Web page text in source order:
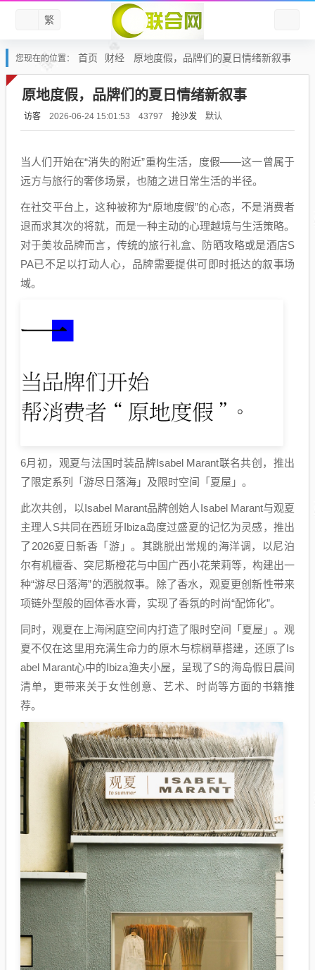
繁
您现在的位置： 首页 财经 原地度假，品牌们的夏日情绪新叙事
原地度假，品牌们的夏日情绪新叙事
访客 2026-06-24 15:01:53 43797 抢沙发 默认
当人们开始在“消失的附近”重构生活，度假——这一曾属于
远方与旅行的奢侈场景，也随之进日常生活的半径。
在社交平台上，这种被称为“原地度假”的心态，不是消费者
退而求其次的将就，而是一种主动的心理越境与生活策略。
对于美妆品牌而言，传统的旅行礼盒、防晒攻略或是酒店S
PA已不足以打动人心，品牌需要提供可即时抵达的叙事场
域。
6月初，观夏与法国时装品牌Isabel Marant联名共创，推出
了限定系列「游尽日落海」及限时空间「夏屋」。
此次共创，以Isabel Marant品牌创始人Isabel Marant与观夏
主理人S共同在西班牙Ibiza岛度过盛夏的记忆为灵感，推出
了2026夏日新香「游」。其跳脱出常规的海洋调，以尼泊
尔有机檀香、突尼斯橙花与中国广西小花茉莉等，构建出一
种“游尽日落海”的洒脱叙事。除了香水，观夏更创新性带来
项链外型般的固体香水膏，实现了香氛的时尚“配饰化”。
同时，观夏在上海闲庭空间内打造了限时空间「夏屋」。观
夏不仅在这里用充满生命力的原木与棕榈草搭建，还原了Is
abel Marant心中的Ibiza渔夫小屋，呈现了S的海岛假日晨间
清单，更带来关于女性创意、艺术、时尚等方面的书籍推
荐。